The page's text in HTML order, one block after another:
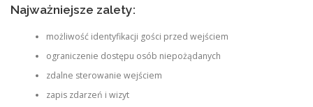
Najważniejsze zalety:
możliwość identyfikacji gości przed wejściem
ograniczenie dostępu osób niepożądanych
zdalne sterowanie wejściem
zapis zdarzeń i wizyt